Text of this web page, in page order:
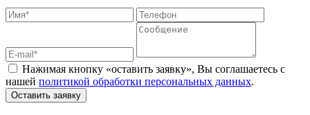
Нажимая кнопку «оставить заявку», Вы соглашаетесь с
нашей политикой обработки персональных данных.
Оставить заявку